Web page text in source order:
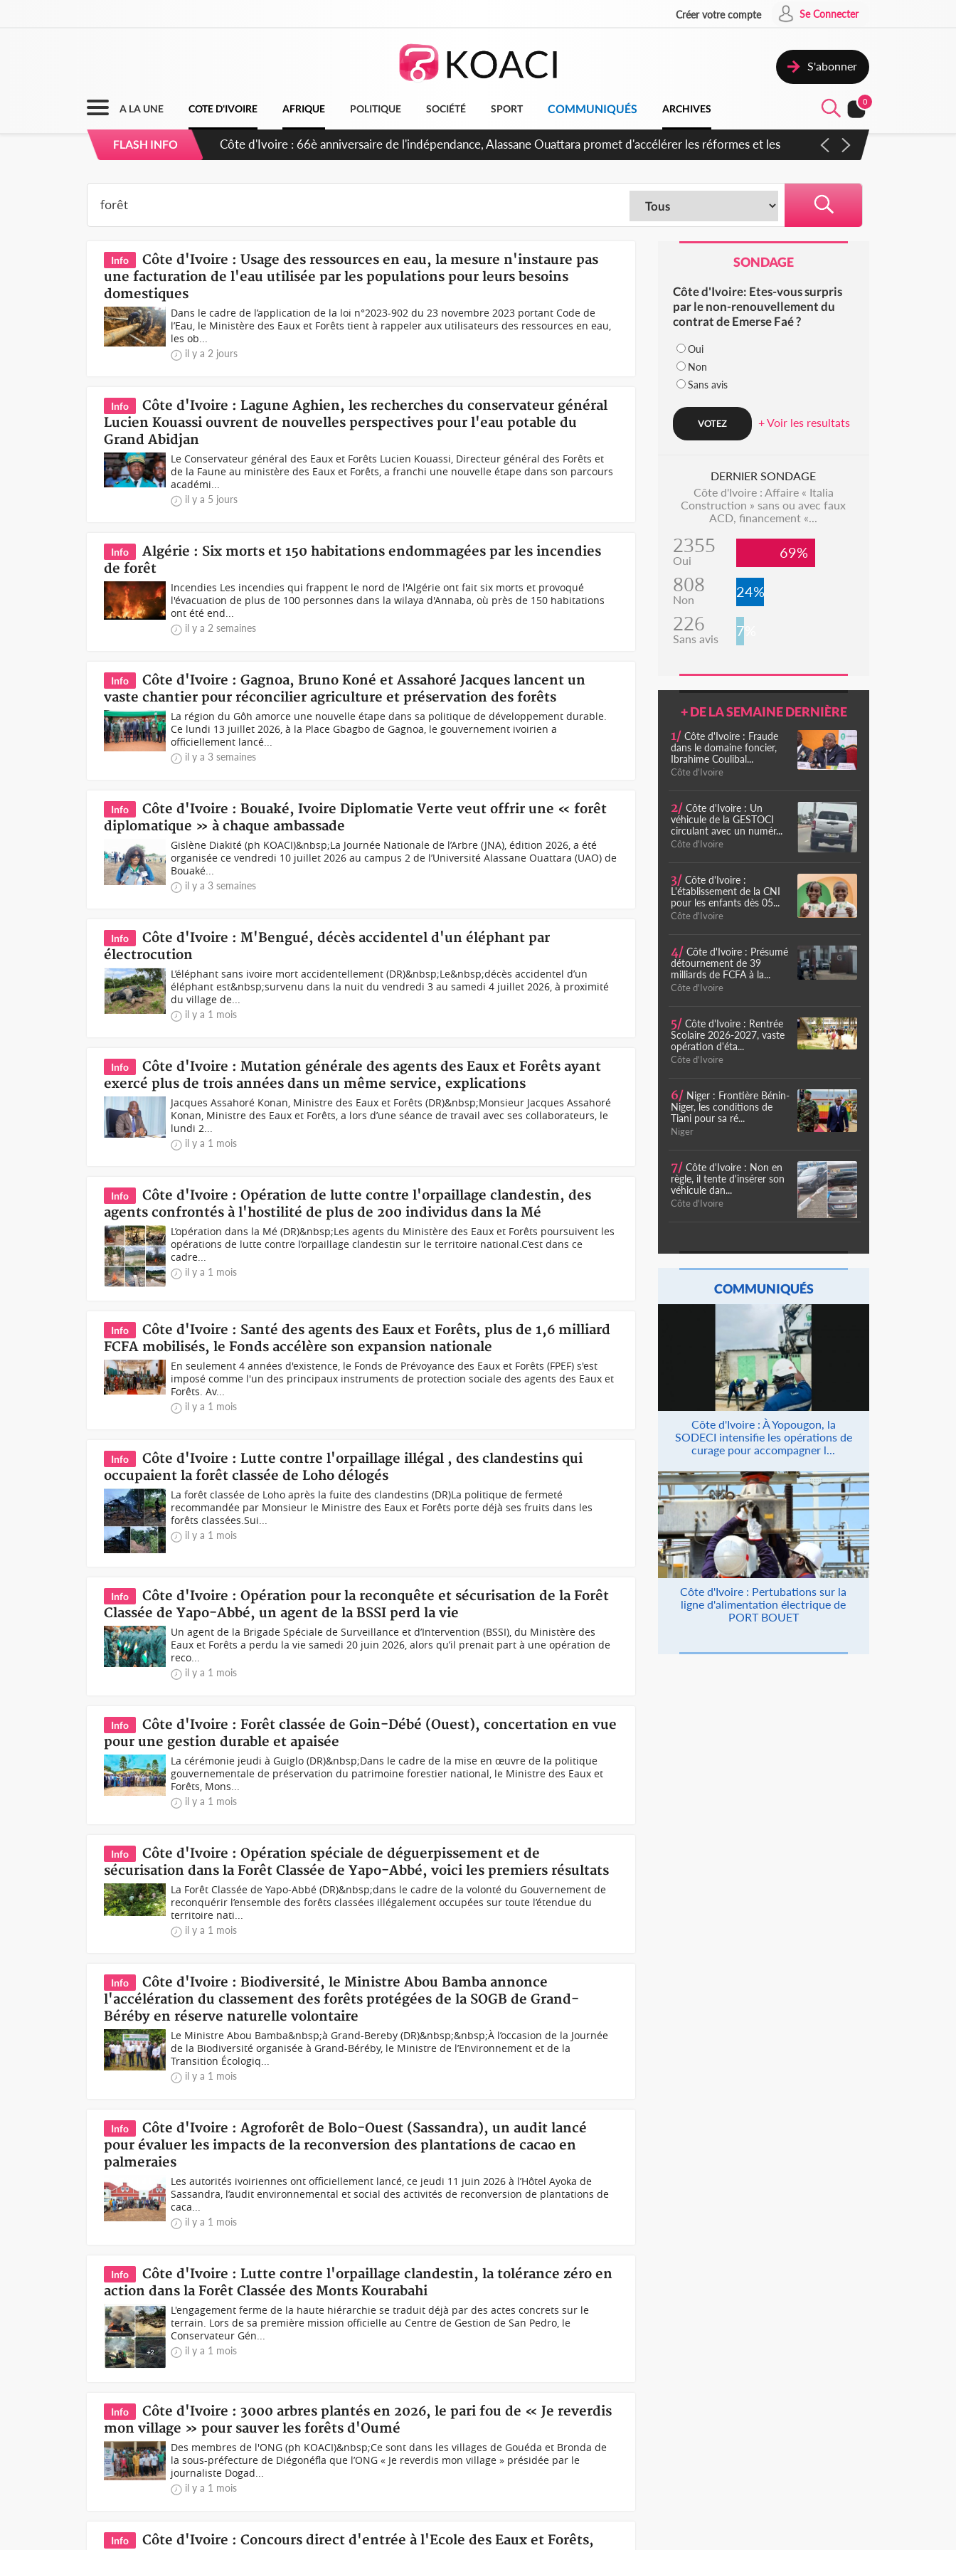
Créer votre compte Se Connecter
S'abonner
A LA UNE COTE D'IVOIRE AFRIQUE POLITIQUE SOCIÉTÉ SPORT COMMUNIQUÉS ARCHIVES
0
FLASH INFO
Côte d'Ivoire : À Abidjan, Amadou Oury Bah admire le modèle ivoirien et veut s'en inspirer pour accélérer le
Info
Côte d'Ivoire : Usage des ressources en eau, la mesure n'instaure pas
une facturation de l'eau utilisée par les populations pour leurs besoins
domestiques
Dans le cadre de l’application de la loi n°2023-902 du 23 novembre 2023 portant Code de
l’Eau, le Ministère des Eaux et Forêts tient à rappeler aux utilisateurs des ressources en eau,
les ob...
il y a 2 jours
Info
Côte d'Ivoire : Lagune Aghien, les recherches du conservateur général
Lucien Kouassi ouvrent de nouvelles perspectives pour l'eau potable du
Grand Abidjan
Le Conservateur général des Eaux et Forêts Lucien Kouassi, Directeur général des Forêts et
de la Faune au ministère des Eaux et Forêts, a franchi une nouvelle étape dans son parcours
académi...
il y a 5 jours
Info
Algérie : Six morts et 150 habitations endommagées par les incendies
de forêt
Incendies Les incendies qui frappent le nord de l'Algérie ont fait six morts et provoqué
l'évacuation de plus de 100 personnes dans la wilaya d'Annaba, où près de 150 habitations
ont été end...
il y a 2 semaines
Info
Côte d'Ivoire : Gagnoa, Bruno Koné et Assahoré Jacques lancent un
vaste chantier pour réconcilier agriculture et préservation des forêts
La région du Gôh amorce une nouvelle étape dans sa politique de développement durable.
Ce lundi 13 juillet 2026, à la Place Gbagbo de Gagnoa, le gouvernement ivoirien a
officiellement lancé...
il y a 3 semaines
Info
Côte d'Ivoire : Bouaké, Ivoire Diplomatie Verte veut offrir une « forêt
diplomatique » à chaque ambassade
Gislène Diakité (ph KOACI)&nbsp;La Journée Nationale de l’Arbre (JNA), édition 2026, a été
organisée ce vendredi 10 juillet 2026 au campus 2 de l’Université Alassane Ouattara (UAO) de
Bouaké...
il y a 3 semaines
Info
Côte d'Ivoire : M'Bengué, décès accidentel d'un éléphant par
électrocution
L’éléphant sans ivoire mort accidentellement (DR)&nbsp;Le&nbsp;décès accidentel d’un
éléphant est&nbsp;survenu dans la nuit du vendredi 3 au samedi 4 juillet 2026, à proximité
du village de...
il y a 1 mois
Info
Côte d'Ivoire : Mutation générale des agents des Eaux et Forêts ayant
exercé plus de trois années dans un même service, explications
Jacques Assahoré Konan, Ministre des Eaux et Forêts (DR)&nbsp;Monsieur Jacques Assahoré
Konan, Ministre des Eaux et Forêts, a lors d’une séance de travail avec ses collaborateurs, le
lundi 2...
il y a 1 mois
Info
Côte d'Ivoire : Opération de lutte contre l'orpaillage clandestin, des
agents confrontés à l'hostilité de plus de 200 individus dans la Mé
L’opération dans la Mé (DR)&nbsp;Les agents du Ministère des Eaux et Forêts poursuivent les
opérations de lutte contre l’orpaillage clandestin sur le territoire national.C’est dans ce
cadre...
il y a 1 mois
Info
Côte d'Ivoire : Santé des agents des Eaux et Forêts, plus de 1,6 milliard
FCFA mobilisés, le Fonds accélère son expansion nationale
En seulement 4 années d'existence, le Fonds de Prévoyance des Eaux et Forêts (FPEF) s'est
imposé comme l'un des principaux instruments de protection sociale des agents des Eaux et
Forêts. Av...
il y a 1 mois
Info
Côte d'Ivoire : Lutte contre l'orpaillage illégal , des clandestins qui
occupaient la forêt classée de Loho délogés
La forêt classée de Loho après la fuite des clandestins (DR)La politique de fermeté
recommandée par Monsieur le Ministre des Eaux et Forêts porte déjà ses fruits dans les
forêts classées.Sui...
il y a 1 mois
Info
Côte d'Ivoire : Opération pour la reconquête et sécurisation de la Forêt
Classée de Yapo-Abbé, un agent de la BSSI perd la vie
Un agent de la Brigade Spéciale de Surveillance et d’Intervention (BSSI), du Ministère des
Eaux et Forêts a perdu la vie samedi 20 juin 2026, alors qu’il prenait part à une opération de
reco...
il y a 1 mois
Info
Côte d'Ivoire : Forêt classée de Goin-Débé (Ouest), concertation en vue
pour une gestion durable et apaisée
La cérémonie jeudi à Guiglo (DR)&nbsp;Dans le cadre de la mise en œuvre de la politique
gouvernementale de préservation du patrimoine forestier national, le Ministre des Eaux et
Forêts, Mons...
il y a 1 mois
Info
Côte d'Ivoire : Opération spéciale de déguerpissement et de
sécurisation dans la Forêt Classée de Yapo-Abbé, voici les premiers résultats
La Forêt Classée de Yapo-Abbé (DR)&nbsp;dans le cadre de la volonté du Gouvernement de
reconquérir l’ensemble des forêts classées illégalement occupées sur toute l’étendue du
territoire nati...
il y a 1 mois
Info
Côte d'Ivoire : Biodiversité, le Ministre Abou Bamba annonce
l'accélération du classement des forêts protégées de la SOGB de Grand-
Béréby en réserve naturelle volontaire
Le Ministre Abou Bamba&nbsp;à Grand-Bereby (DR)&nbsp;&nbsp;À l’occasion de la Journée
de la Biodiversité organisée à Grand-Béréby, le Ministre de l’Environnement et de la
Transition Écologiq...
il y a 1 mois
Info
Côte d'Ivoire : Agroforêt de Bolo-Ouest (Sassandra), un audit lancé
pour évaluer les impacts de la reconversion des plantations de cacao en
palmeraies
Les autorités ivoiriennes ont officiellement lancé, ce jeudi 11 juin 2026 à l’Hôtel Ayoka de
Sassandra, l’audit environnemental et social des activités de reconversion de plantations de
caca...
il y a 1 mois
Info
Côte d'Ivoire : Lutte contre l'orpaillage clandestin, la tolérance zéro en
action dans la Forêt Classée des Monts Kourabahi
L'engagement ferme de la haute hiérarchie se traduit déjà par des actes concrets sur le
terrain. Lors de sa première mission officielle au Centre de Gestion de San Pedro, le
Conservateur Gén...
il y a 1 mois
Info
Côte d'Ivoire : 3000 arbres plantés en 2026, le pari fou de « Je reverdis
mon village » pour sauver les forêts d'Oumé
Des membres de l'ONG (ph KOACI)&nbsp;Ce sont dans les villages de Gouéda et Bronda de
la sous-préfecture de Diégonéfla que l’ONG « Je reverdis mon village » présidée par le
journaliste Dogad...
il y a 1 mois
Info
Côte d'Ivoire : Concours direct d'entrée à l'Ecole des Eaux et Forêts,
SONDAGE
Côte d'Ivoire: Etes-vous surpris
par le non-renouvellement du
contrat de Emerse Faé ?
Oui
Non
Sans avis
+ Voir les resultats
DERNIER SONDAGE
Côte d'Ivoire : Affaire « Italia
Construction » sans ou avec faux
ACD, financement «...
2355
Oui 69%
808
Non 24%
226
Sans avis 7%
+ DE LA SEMAINE DERNIÈRE
1/ Côte d'Ivoire : Fraude
dans le domaine foncier,
Ibrahime Coulibal...
Côte d'Ivoire
2/ Côte d'Ivoire : Un
véhicule de la GESTOCI
circulant avec un numér...
Côte d'Ivoire
3/ Côte d'Ivoire :
L'établissement de la CNI
pour les enfants dès 05...
Côte d'Ivoire
4/ Côte d'Ivoire : Présumé
détournement de 39
milliards de FCFA à la...
Côte d'Ivoire
5/ Côte d'Ivoire : Rentrée
Scolaire 2026-2027, vaste
opération d'éta...
Côte d'Ivoire
6/ Niger : Frontière Bénin-
Niger, les conditions de
Tiani pour sa ré...
Niger
7/ Côte d'Ivoire : Non en
règle, il tente d'insérer son
véhicule dan...
Côte d'Ivoire
COMMUNIQUÉS
Côte d'Ivoire : À Yopougon, la
SODECI intensifie les opérations de
curage pour accompagner l...
Côte d'Ivoire : Pertubations sur la
ligne d'alimentation électrique de
PORT BOUET